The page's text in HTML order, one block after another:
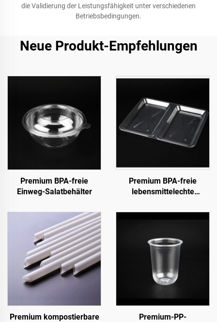
die Validierung der Leistungsfähigkeit unter verschiedenen
Betriebsbedingungen.
Neue Produkt-Empfehlungen
Premium BPA-freie
Einweg-Salatbehälter
Premium BPA-freie
lebensmittelechte
Go und Lebensmittelvorrat
Premium kompostierbare
Premium-PP-